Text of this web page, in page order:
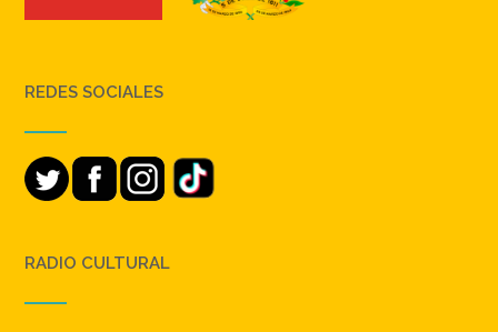
REDES SOCIALES
RADIO CULTURAL